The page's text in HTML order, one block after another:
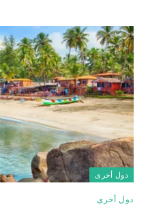
دول أخرى
دول أخرى